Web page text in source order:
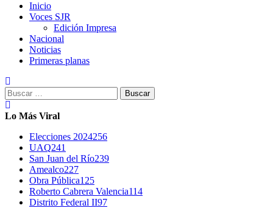
Inicio
Voces SJR
Edición Impresa
Nacional
Noticias
Primeras planas
Buscar:
Lo Más Viral
Elecciones 2024256
UAQ241
San Juan del Río239
Amealco227
Obra Pública125
Roberto Cabrera Valencia114
Distrito Federal II97